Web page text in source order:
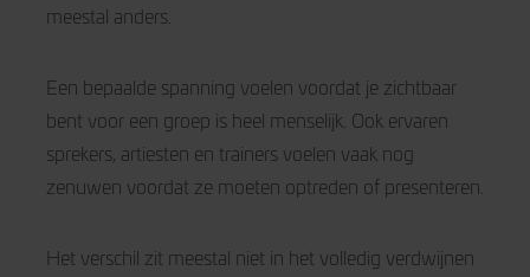
meestal anders.
Een bepaalde spanning voelen voordat je zichtbaar
bent voor een groep is heel menselijk. Ook ervaren
sprekers, artiesten en trainers voelen vaak nog
zenuwen voordat ze moeten optreden of presenteren.
Het verschil zit meestal niet in het volledig verdwijnen